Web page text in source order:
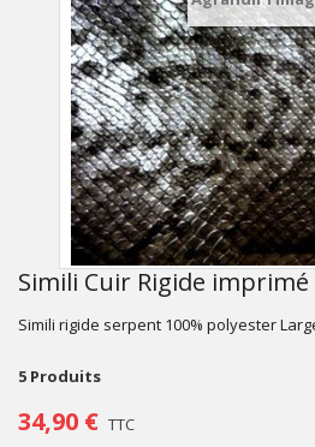
Simili Cuir Rigide
Simili rigide serpent 100% polyester
5 Produits
34,90 € TTC